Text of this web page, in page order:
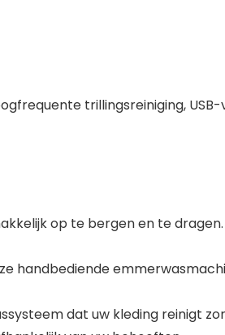
trillingsreiniging, USB-
op te bergen en te
handbediende
dat uw kleding reinigt